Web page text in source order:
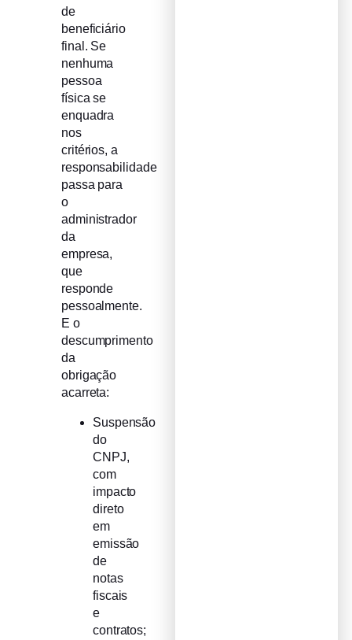
de
beneficiário
final. Se
nenhuma
pessoa
física se
enquadra
nos
critérios, a
responsabilidade
passa para
o
administrador
da
empresa,
que
responde
pessoalmente.
E o
descumprimento
da
obrigação
acarreta:
Suspensão
do
CNPJ,
com
impacto
direto
em
emissão
de
notas
fiscais
e
contratos;